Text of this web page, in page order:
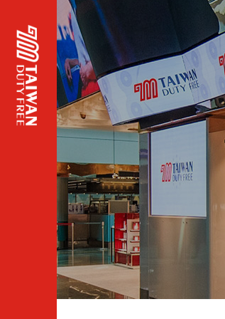
主標
題